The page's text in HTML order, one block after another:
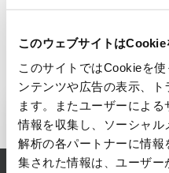
このウェブサイトはCookie
このサイトではCookieを
ンテンツや広告の表示、
ます。またユーザーによ
情報を収集し、ソーシャル
解析の各パートナーに情報
集された情報は、ユーザ
エレクトロニ
合わせ